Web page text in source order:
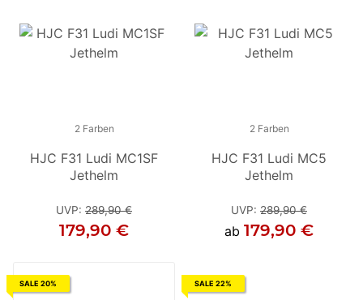
2 Farben
HJC F31 Ludi MC1SF
Jethelm
UVP: 289,90 €
179,90 €
2 Farben
HJC F31 Ludi MC5
Jethelm
UVP:289,90 €
ab179,90 €
2 Farben
HJC F31 Ludi MC5
Jethelm
UVP: 289,90 €
ab 179,90 €
SALE 20% SALE 22%